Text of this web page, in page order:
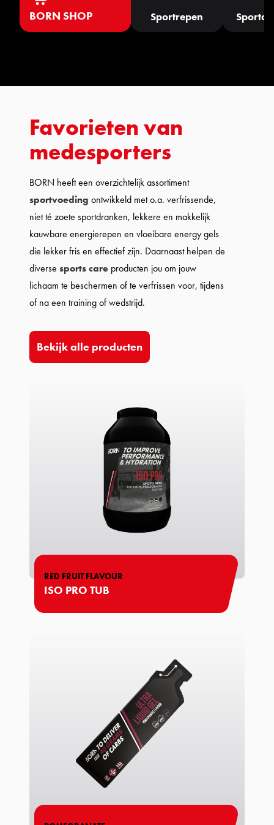
BORN SHOP Sportrepen
Favorieten van
medesporters
BORN heeft een overzichtelijk assortiment
sportvoeding ontwikkeld met o.a. verfrissende,
niet té zoete sportdranken, lekkere en makkelijk
kauwbare energierepen en vloeibare energy gels
die lekker fris en effectief zijn. Daarnaast helpen de
diverse sports care producten jou om jouw
lichaam te beschermen of te verfrissen voor, tijdens
of na een training of wedstrijd.
Bekijk alle producten
RED FRUIT FLAVOUR
ISO PRO TUB